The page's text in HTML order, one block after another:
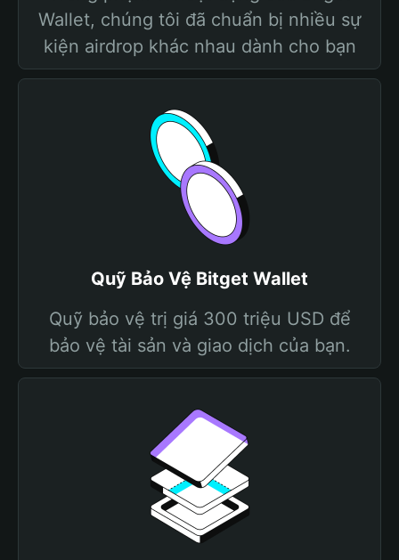
Wallet, chúng tôi đã chuẩn bị nhiều sự
kiện airdrop khác nhau dành cho bạn
Quỹ Bảo Vệ Bitget Wallet
Quỹ bảo vệ trị giá 300 triệu USD để
bảo vệ tài sản và giao dịch của bạn.